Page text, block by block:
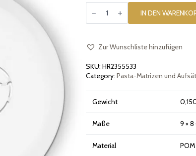
Matrize
aus
für
Maker
7000
Series
Menge
IN DEN
Zur Wunschliste hinzufügen
SKU: HR2355533
Category: Pasta-Matrizen und
Gewicht
Maße 9 × 8
Material